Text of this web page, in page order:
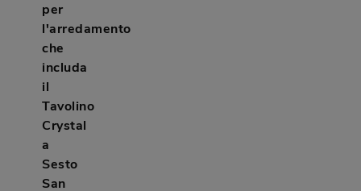
per
l'arredamento
che
includa
il
Tavolino
Crystal
a
Sesto
San